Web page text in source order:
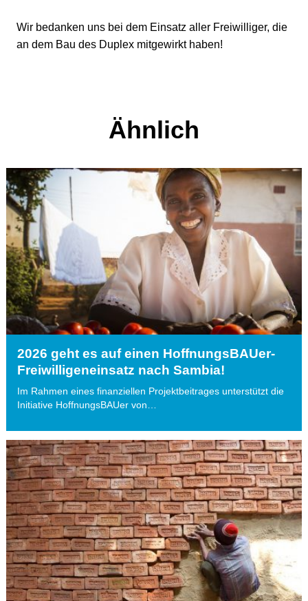
Wir bedanken uns bei dem Einsatz aller Freiwilliger, die
an dem Bau des Duplex mitgewirkt haben!
Ähnlich
2026 geht es auf einen HoffnungsBAUer-
Freiwilligeneinsatz nach Sambia!
Im Rahmen eines finanziellen Projektbeitrages unterstützt die
Initiative HoffnungsBAUer von…